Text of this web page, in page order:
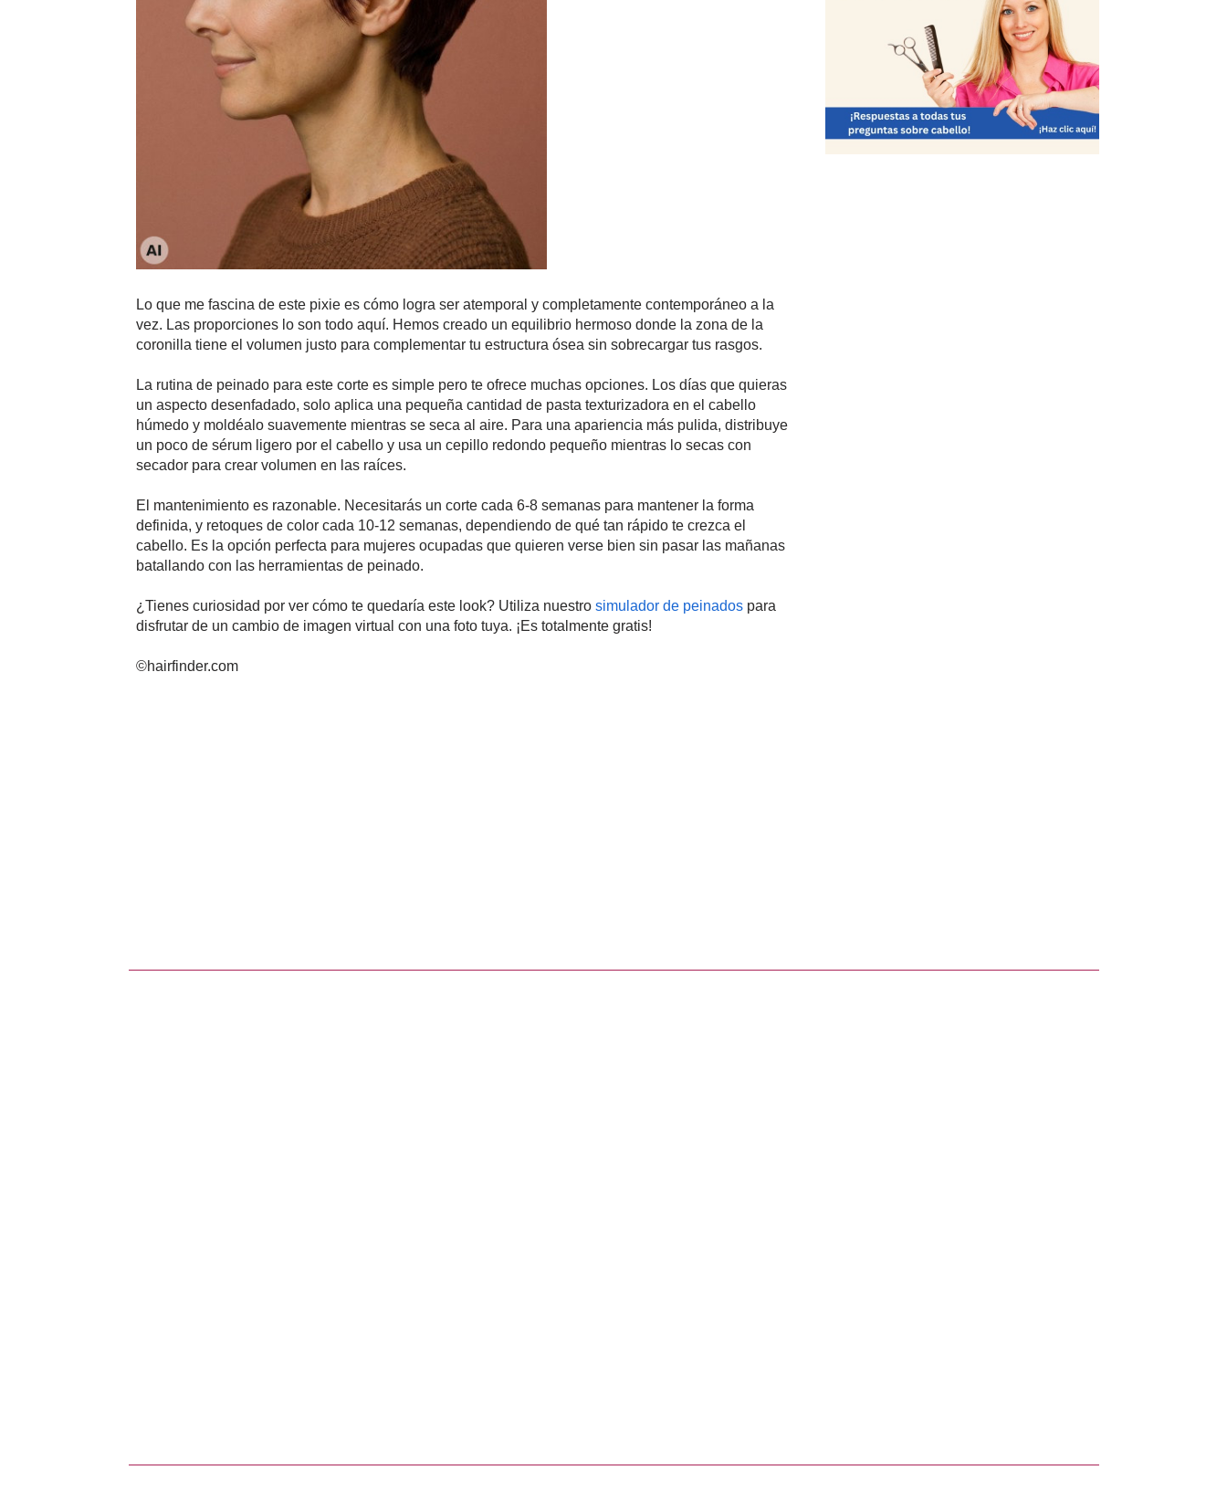
Lo que me fascina de este pixie es cómo logra ser atemporal y completamente contemporáneo a la
vez. Las proporciones lo son todo aquí. Hemos creado un equilibrio hermoso donde la zona de la
coronilla tiene el volumen justo para complementar tu estructura ósea sin sobrecargar tus rasgos.
La rutina de peinado para este corte es simple pero te ofrece muchas opciones. Los días que quieras
un aspecto desenfadado, solo aplica una pequeña cantidad de pasta texturizadora en el cabello
húmedo y moldéalo suavemente mientras se seca al aire. Para una apariencia más pulida, distribuye
un poco de sérum ligero por el cabello y usa un cepillo redondo pequeño mientras lo secas con
secador para crear volumen en las raíces.
El mantenimiento es razonable. Necesitarás un corte cada 6-8 semanas para mantener la forma
definida, y retoques de color cada 10-12 semanas, dependiendo de qué tan rápido te crezca el
cabello. Es la opción perfecta para mujeres ocupadas que quieren verse bien sin pasar las mañanas
batallando con las herramientas de peinado.
¿Tienes curiosidad por ver cómo te quedaría este look? Utiliza nuestro simulador de peinadospara
disfrutar de un cambio de imagen virtual con una foto tuya. ¡Es totalmente gratis!
©hairfinder.com